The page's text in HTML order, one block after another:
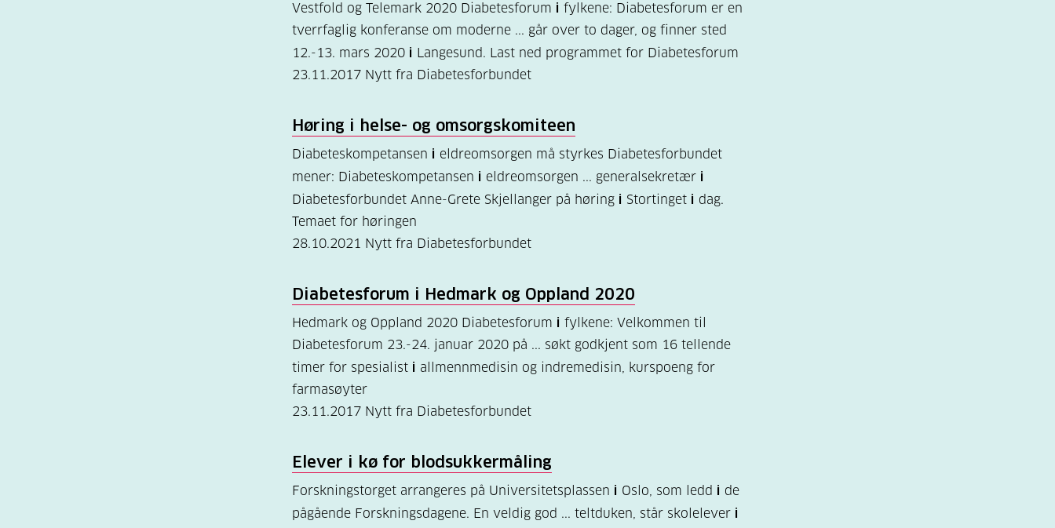
Vestfold og Telemark 2020 Diabetesforum i fylkene: Diabetesforum er en
tverrfaglig konferanse om moderne ... går over to dager, og finner sted
12.-13. mars 2020 i Langesund. Last ned programmet for Diabetesforum
23.11.2017 Nytt fra Diabetesforbundet
Høring i helse- og omsorgskomiteen
Diabeteskompetansen i eldreomsorgen må styrkes Diabetesforbundet
mener: Diabeteskompetansen i eldreomsorgen ... generalsekretær i
Diabetesforbundet Anne-Grete Skjellanger på høring i Stortinget i dag.
Temaet for høringen
28.10.2021 Nytt fra Diabetesforbundet
Diabetesforum i Hedmark og Oppland 2020
Hedmark og Oppland 2020 Diabetesforum i fylkene: Velkommen til
Diabetesforum 23.-24. januar 2020 på ... søkt godkjent som 16 tellende
timer for spesialist i allmennmedisin og indremedisin, kurspoeng for
farmasøyter
23.11.2017 Nytt fra Diabetesforbundet
Elever i kø for blodsukkermåling
Forskningstorget arrangeres på Universitetsplassen i Oslo, som ledd i de
pågående Forskningsdagene. En veldig god ... teltduken, står skolelever i